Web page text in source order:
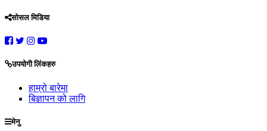
सोसल मिडिया
उपयोगी लिंकहरु
हाम्रो बारेमा
बिज्ञापन को लागि
मेनु